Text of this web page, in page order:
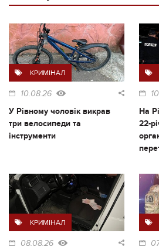
КРИМІНАЛ
10.08.26
У Рівному чоловік викрав
три велосипеди та
інструменти
На
22-
КРИМІНАЛ
08.08.26